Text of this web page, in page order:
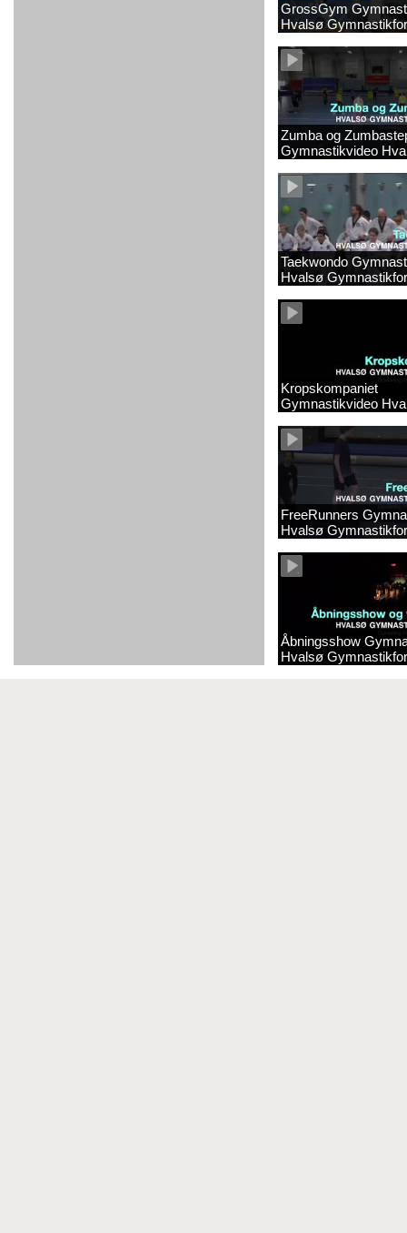
GrossGym
Hvalsø
Zumba og
Gymnastikvideo
Taekwondo
Hvalsø
Kropskompaniet
Gymnastikvideo
FreeRunners
Hvalsø
Åbningsshow
Hvalsø